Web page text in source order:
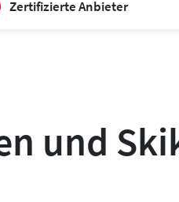
Zertifizierte Anbieter
und